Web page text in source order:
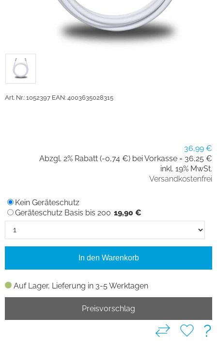
Art. Nr.: 1052397 EAN: 4003635028315
36,99 €
Abzgl. 2% Rabatt (-0,74 €) bei Vorkasse = 36,25 €
inkl. 19% MwSt.
Versandkostenfrei
Auf Lager, Lieferung in 3-5 Werktagen
Kein Geräteschutz
Geräteschutz Basis bis 200 19,90 €
In den Warenkorb
Preisvorschlag
?